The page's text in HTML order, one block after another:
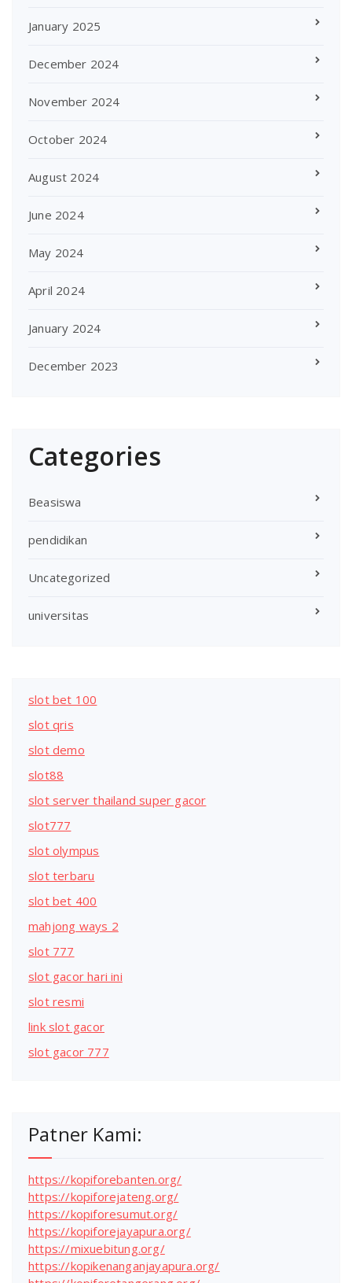
January 2025
December 2024
November 2024
October 2024
August 2024
June 2024
May 2024
April 2024
January 2024
December 2023
Categories
Beasiswa
pendidikan
Uncategorized
universitas
slot bet 100
slot qris
slot demo
slot88
slot server thailand super gacor
slot777
slot olympus
slot terbaru
slot bet 400
mahjong ways 2
slot 777
slot gacor hari ini
slot resmi
link slot gacor
slot gacor 777
Patner Kami:
https://kopiforebanten.org/
https://kopiforejateng.org/
https://kopiforesumut.org/
https://kopiforejayapura.org/
https://mixuebitung.org/
https://kopikenanganjayapura.org/